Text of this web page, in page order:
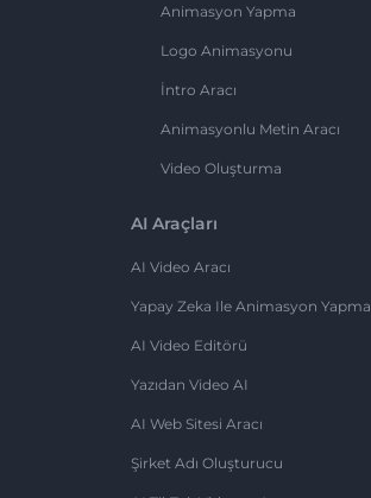
Animasyon Yapma
Logo Animasyonu
İntro Aracı
Animasyonlu Metin Aracı
Video Oluşturma
AI Araçları
AI Video Aracı
Yapay Zeka Ile Animasyon Yapma
AI Video Editörü
Yazıdan Video AI
AI Web Sitesi Aracı
Şirket Adı Oluşturucu